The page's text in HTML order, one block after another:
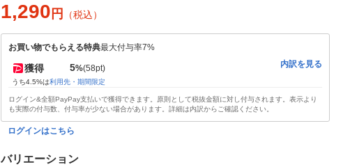
1,290 円 （税込）
お買い物でもらえる特典最大付与率7%
獲得 5%(58pt)
うち4.5%は利用先・期間限定
内訳を見る
ログイン&全額PayPay支払いで獲得できます。原則として税抜金額に対し付与されます。表示より
も実際の付与数、付与率が少ない場合があります。詳細は内訳からご確認ください。
ログインはこちら
バリエーション